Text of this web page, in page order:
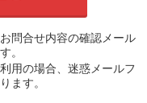
問合せ内容の確認メール
。
用の場合、迷惑メールフ
ます。